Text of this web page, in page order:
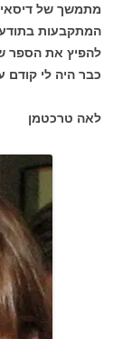
מתמשך של
המתקבעות
להפיץ את הספר
כבר היה לי
לאה טרכטמן